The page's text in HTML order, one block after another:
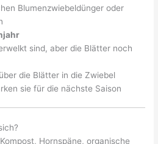
Blumenzwiebeldünger oder
sind, aber die Blätter noch
die Blätter in die Zwiebel
sie für die nächste Saison
Hornspäne, organische